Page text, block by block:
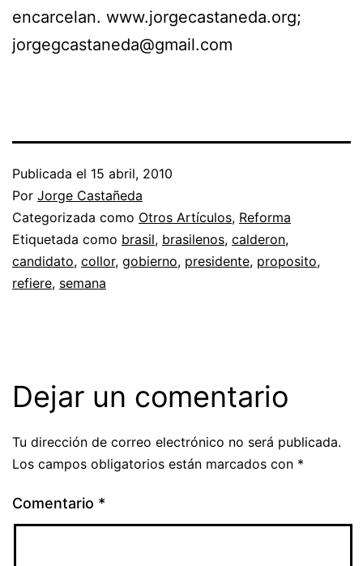
encarcelan. www.jorgecastaneda.org;
jorgegcastaneda@gmail.com
Publicada el 15 abril, 2010
Por Jorge Castañeda
Categorizada como Otros Artículos, Reforma
Etiquetada como brasil, brasilenos, calderon,
candidato, collor, gobierno, presidente, proposito,
refiere, semana
Dejar un comentario
Tu dirección de correo electrónico no será publicada.
Los campos obligatorios están marcados con *
Comentario *